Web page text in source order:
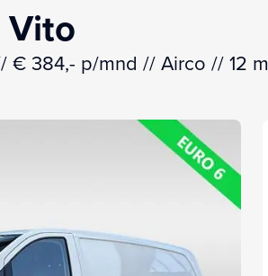
Vito
€ 384,- p/mnd // Airco //